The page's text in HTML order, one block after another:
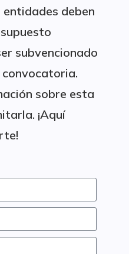
deben
subvencionado
sobre esta
¡Aquí